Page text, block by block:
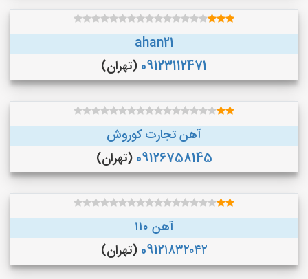
ahan21
09123112471 (تهران)
آهن تجارت کوروش
09126758145 (تهران)
آهن ۱۱۰
091۲۱۸۳۲۰۴۲ (تهران)